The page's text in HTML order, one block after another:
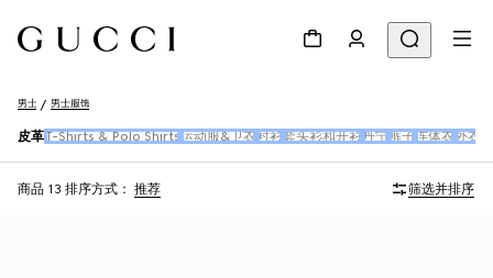
男士 男士服饰
皮革 T-Shirts & Polo Shirts 运动服&卫衣 衬衫 套头衫和开衫 丹宁 裤子 连体衣 外衣
商品 13 排序方式： 推荐 筛选并排序